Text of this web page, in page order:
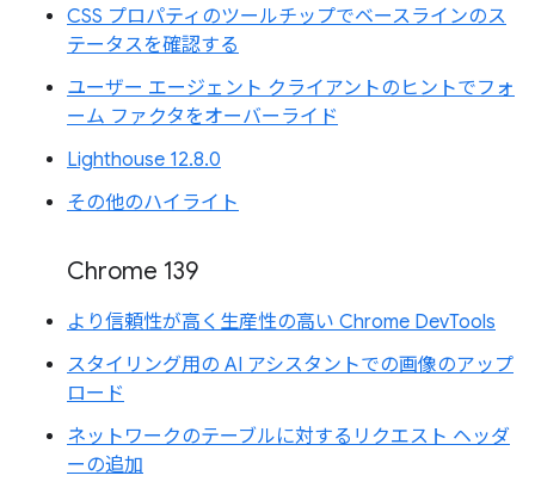
CSS プロパティのツールチップでベースラインのス
テータスを確認する
ユーザー エージェント クライアントのヒントでフォ
ーム ファクタをオーバーライド
Lighthouse 12.8.0
その他のハイライト
Chrome 139
より信頼性が高く生産性の高い Chrome DevTools
スタイリング用の AI アシスタントでの画像のアップ
ロード
ネットワークのテーブルに対するリクエスト ヘッダ
ーの追加